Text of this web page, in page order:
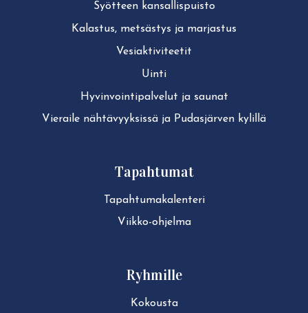
Syötteen kan­sal­lis­puis­to
Kalastus, metsästys ja marjastus
Ve­siak­ti­vi­tee­tit
Uinti
Hy­vin­voin­ti­pal­ve­lut ja saunat
Vieraile näh­tä­vyyk­sis­sä ja Pudasjärven kylillä
Tapahtumat
Ta­pah­tu­ma­ka­len­te­ri
Viikko-ohjelma
Ryhmille
Kokousta